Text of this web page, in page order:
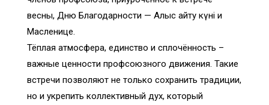
весны, Дню Благодарности — Алғыс айту күні и
Масленице.
Тёплая атмосфера, единство и сплочённость –
важные ценности профсоюзного движения. Такие
встречи позволяют не только сохранить традиции,
но и укрепить коллективный дух, который